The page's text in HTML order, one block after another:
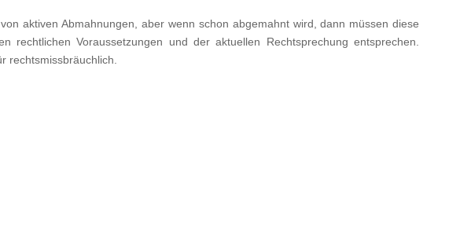
aktiven Abmahnungen, aber wenn schon abgemahnt wird, dann müssen diese
rechtlichen Voraussetzungen und der aktuellen Rechtsprechung entsprechen.
rechtsmissbräuchlich.